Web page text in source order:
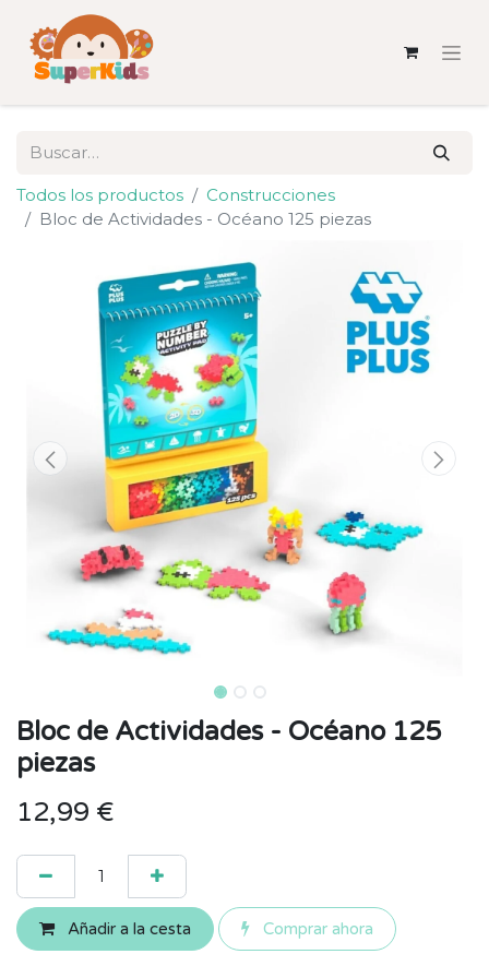
Todos los productos
Construcciones
Bloc de Actividades - Océano 125 piezas
Bloc de Actividades - Océano 125
piezas
12,99 €
Añadir a la cesta Comprar ahora